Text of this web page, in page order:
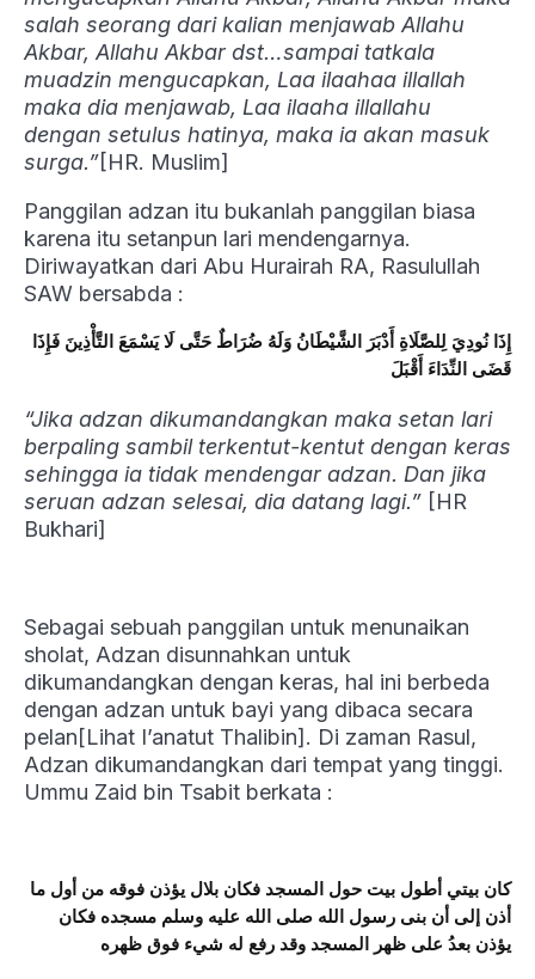
salah seorang dari kalian menjawab Allahu
Akbar, Allahu Akbar dst…sampai tatkala
muadzin mengucapkan, Laa ilaahaa illallah
maka dia menjawab, Laa ilaaha illallahu
dengan setulus hatinya, maka ia akan masuk
surga.”[HR. Muslim]
Panggilan adzan itu bukanlah panggilan biasa
karena itu setanpun lari mendengarnya.
Diriwayatkan dari Abu Hurairah RA, Rasulullah
SAW bersabda :
إِذَا نُودِيَ لِلصَّلَاةِ أَدْبَرَ الشَّيْطَانُ وَلَهُ ضُرَاطٌ حَتَّى لَا يَسْمَعَ التَّأْذِينَ فَإِذَا
قَضَى النِّدَاءَ أَقْبَلَ
“Jika adzan dikumandangkan maka setan lari
berpaling sambil terkentut-kentut dengan keras
sehingga ia tidak mendengar adzan. Dan jika
seruan adzan selesai, dia datang lagi.” [HR
Bukhari]
Sebagai sebuah panggilan untuk menunaikan
sholat, Adzan disunnahkan untuk
dikumandangkan dengan keras, hal ini berbeda
dengan adzan untuk bayi yang dibaca secara
pelan[Lihat I’anatut Thalibin]. Di zaman Rasul,
Adzan dikumandangkan dari tempat yang tinggi.
Ummu Zaid bin Tsabit berkata :
كان بيتي أطول بيت حول المسجد فكان بلال يؤذن فوقه من أول ما
أذن إلى أن بنى رسول الله صلى الله عليه وسلم مسجده فكان
يؤذن بعدُ على ظهر المسجد وقد رفع له شيء فوق ظهره